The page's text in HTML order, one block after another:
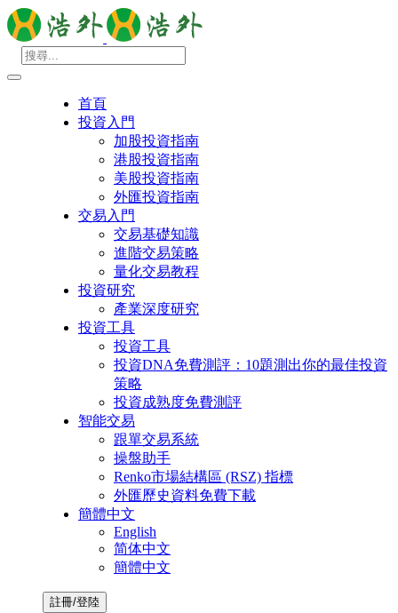
首頁
投資入門
加股投資指南
港股投資指南
美股投資指南
外匯投資指南
交易入門
交易基礎知識
進階交易策略
量化交易教程
投資研究
產業深度研究
投資工具
投資工具
投資DNA免費測評：10題測出你的最佳投資
策略
投資成熟度免費測評
智能交易
跟單交易系統
操盤助手
Renko市場結構區 (RSZ) 指標
外匯歷史資料免費下載
簡體中文
English
简体中文
簡體中文
註冊/登陸